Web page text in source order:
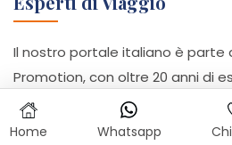
Il nostro portale italiano è parte
Promotion, con oltre 20 anni di
dei viaggi. Affidati ai nostri
personalizzato, pensato per
Home Whatsapp